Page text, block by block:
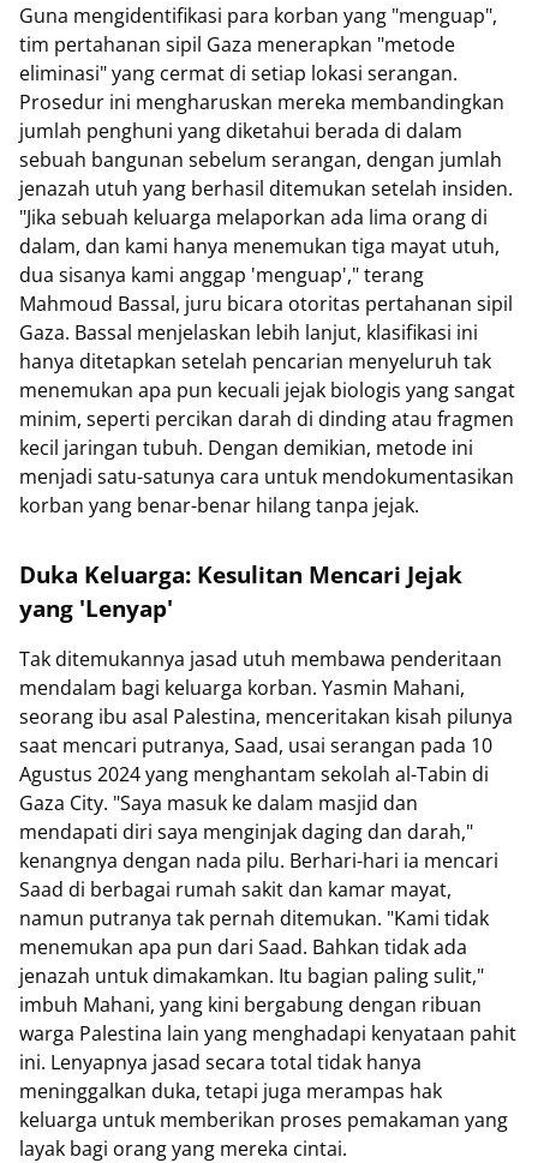
Guna mengidentifikasi para korban yang "menguap",
tim pertahanan sipil Gaza menerapkan "metode
eliminasi" yang cermat di setiap lokasi serangan.
Prosedur ini mengharuskan mereka membandingkan
jumlah penghuni yang diketahui berada di dalam
sebuah bangunan sebelum serangan, dengan jumlah
jenazah utuh yang berhasil ditemukan setelah insiden.
"Jika sebuah keluarga melaporkan ada lima orang di
dalam, dan kami hanya menemukan tiga mayat utuh,
dua sisanya kami anggap 'menguap'," terang
Mahmoud Bassal, juru bicara otoritas pertahanan sipil
Gaza. Bassal menjelaskan lebih lanjut, klasifikasi ini
hanya ditetapkan setelah pencarian menyeluruh tak
menemukan apa pun kecuali jejak biologis yang sangat
minim, seperti percikan darah di dinding atau fragmen
kecil jaringan tubuh. Dengan demikian, metode ini
menjadi satu-satunya cara untuk mendokumentasikan
korban yang benar-benar hilang tanpa jejak.
Duka Keluarga: Kesulitan Mencari Jejak
yang 'Lenyap'
Tak ditemukannya jasad utuh membawa penderitaan
mendalam bagi keluarga korban. Yasmin Mahani,
seorang ibu asal Palestina, menceritakan kisah pilunya
saat mencari putranya, Saad, usai serangan pada 10
Agustus 2024 yang menghantam sekolah al-Tabin di
Gaza City. "Saya masuk ke dalam masjid dan
mendapati diri saya menginjak daging dan darah,"
kenangnya dengan nada pilu. Berhari-hari ia mencari
Saad di berbagai rumah sakit dan kamar mayat,
namun putranya tak pernah ditemukan. "Kami tidak
menemukan apa pun dari Saad. Bahkan tidak ada
jenazah untuk dimakamkan. Itu bagian paling sulit,"
imbuh Mahani, yang kini bergabung dengan ribuan
warga Palestina lain yang menghadapi kenyataan pahit
ini. Lenyapnya jasad secara total tidak hanya
meninggalkan duka, tetapi juga merampas hak
keluarga untuk memberikan proses pemakaman yang
layak bagi orang yang mereka cintai.